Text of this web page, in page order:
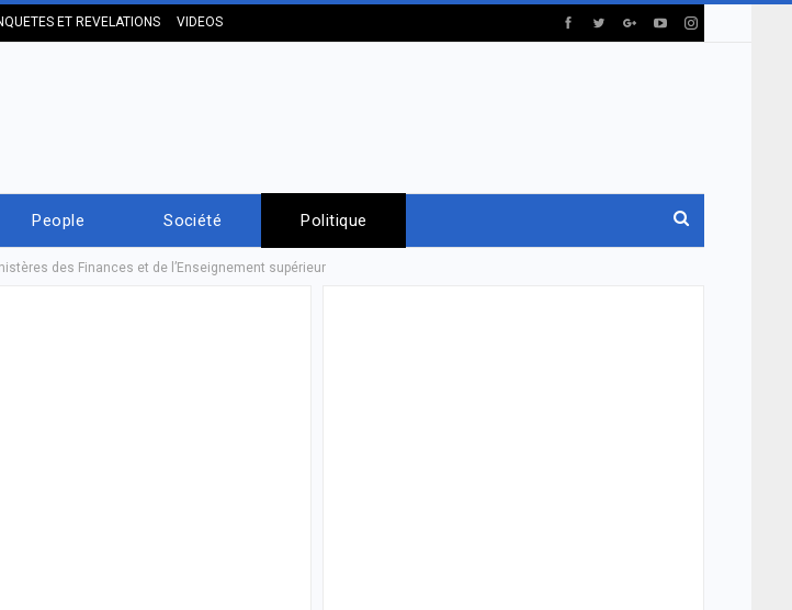
ET REVELATIONS VIDEOS
People Société Politique
des Finances et de l’Enseignement supérieur